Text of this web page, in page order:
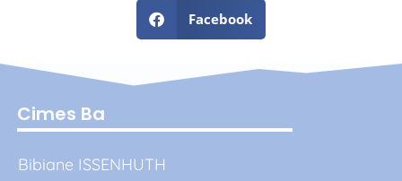
Facebook
Cimes Ba
Bibiane ISSENHUTH